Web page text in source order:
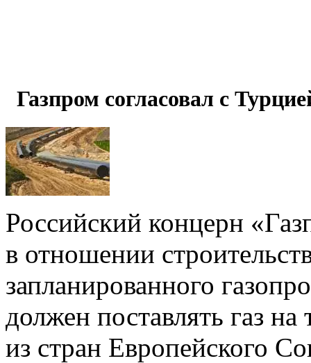
Газпром согласовал с
Российский концерн «
в отношении
запланированного
должен поставлять газ
из стран Европейского